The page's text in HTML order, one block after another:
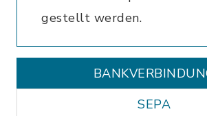
gestellt werden.
SEPA